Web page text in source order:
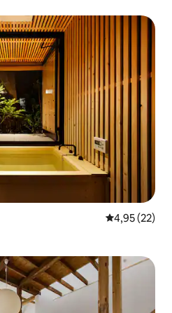
4,95 av 5 i
4,95 (22)